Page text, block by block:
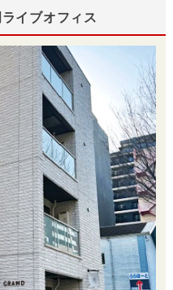
イブオフィス